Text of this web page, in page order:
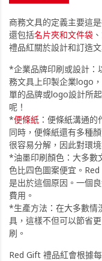
商務文具的定義主要這
還包括名片夾和文件袋 、
禮品紅關於設計和訂造
*企業品牌印刷或設計：
務文具上印製企業logo
單的品牌或logo設計所
呢！
*便條紙 ：便條紙溝通
同時，便條紙還有多種
很容易分解，因此對環境
*油墨印刷顏色：大多數
色比四色圖案便宜。
是出於這個原因。一個
費用。
*生產方法：在大多數情
具，這樣不但可以節省
刷。
Red Gift 禮品紅會根據